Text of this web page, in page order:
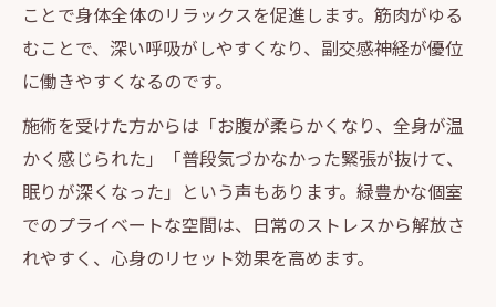
ことで身体全体のリラックスを促進します。筋肉がゆる
むことで、深い呼吸がしやすくなり、副交感神経が優位
に働きやすくなるのです。
施術を受けた方からは「お腹が柔らかくなり、全身が温
かく感じられた」「普段気づかなかった緊張が抜けて、
眠りが深くなった」という声もあります。緑豊かな個室
でのプライベートな空間は、日常のストレスから解放さ
れやすく、心身のリセット効果を高めます。